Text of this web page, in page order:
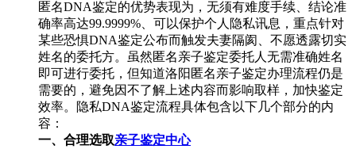
匿名DNA鉴定的优势表现为，无须有难度手续、结论准
确率高达99.9999%、可以保护个人隐私讯息，重点针对
某些恐惧DNA鉴定公布而触发夫妻隔阂、不愿透露切实
姓名的委托方。虽然匿名亲子鉴定委托人无需准确姓名
即可进行委托，但知道洛阳匿名亲子鉴定办理流程仍是
需要的，避免因不了解上述内容而影响取样，加快鉴定
效率。隐私DNA鉴定流程具体包含以下几个部分的内
容：
一、合理选取亲子鉴定中心